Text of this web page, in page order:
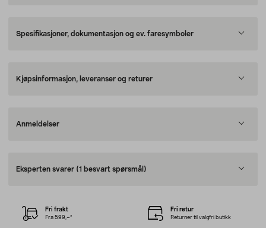
Spesifikasjoner, dokumentasjon og ev. faresymboler
Kjøpsinformasjon, leveranser og returer
Anmeldelser
Eksperten svarer (1 besvart spørsmål)
Fri frakt
Fra 599,–*
Fri retur
Returner til valgfri butikk